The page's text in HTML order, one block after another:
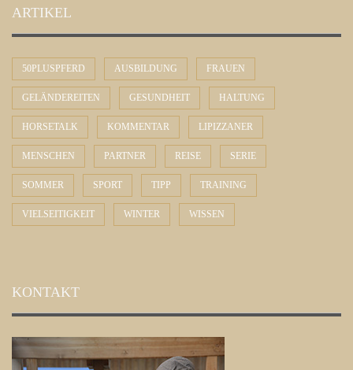
ARTIKEL
50PLUSPFERD AUSBILDUNG FRAUEN
GELÄNDEREITEN GESUNDHEIT HALTUNG
HORSETALK KOMMENTAR LIPIZZANER
MENSCHEN PARTNER REISE SERIE
SOMMER SPORT TIPP TRAINING
VIELSEITIGKEIT WINTER WISSEN
KONTAKT